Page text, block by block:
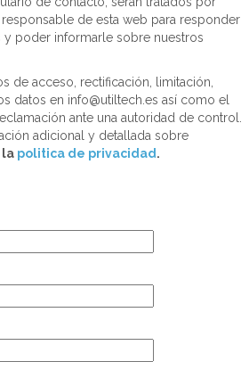
responsable de esta web para responder
y poder informarle sobre nuestros
de acceso, rectificación, limitación,
datos en info@utiltech.es así como el
ante una autoridad de control.
adicional y detallada sobre
la politica de privacidad.